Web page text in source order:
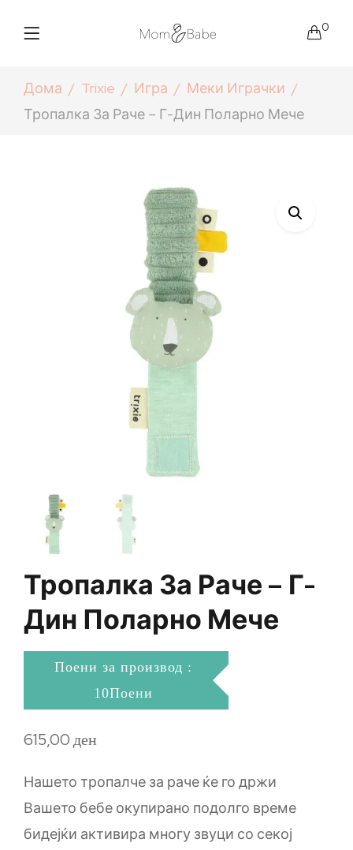
0
Дома Trixie Игра
Меки Играчки
Тропалка За Раче – Г-Дин Поларно Мече
Тропалка За Раче – Г-
Дин Поларно Мече
Поени за производ :
10Поени
615,00ден
Нашето тропалче за раче ќе го држи
Вашето бебе окупирано подолго време
бидејќи активира многу звуци со секој